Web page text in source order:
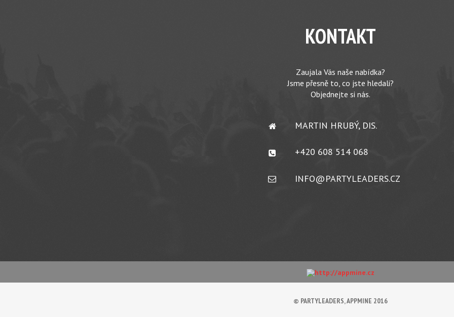
KONTAKT
Zaujala Vás naše nabídka?
Jsme přesně to, co jste hledali?
Objednejte si nás.
MARTIN HRUBÝ, DIS.
+420 608 514 068
INFO@PARTYLEADERS.CZ
© PARTYLEADERS, APPMINE 2016